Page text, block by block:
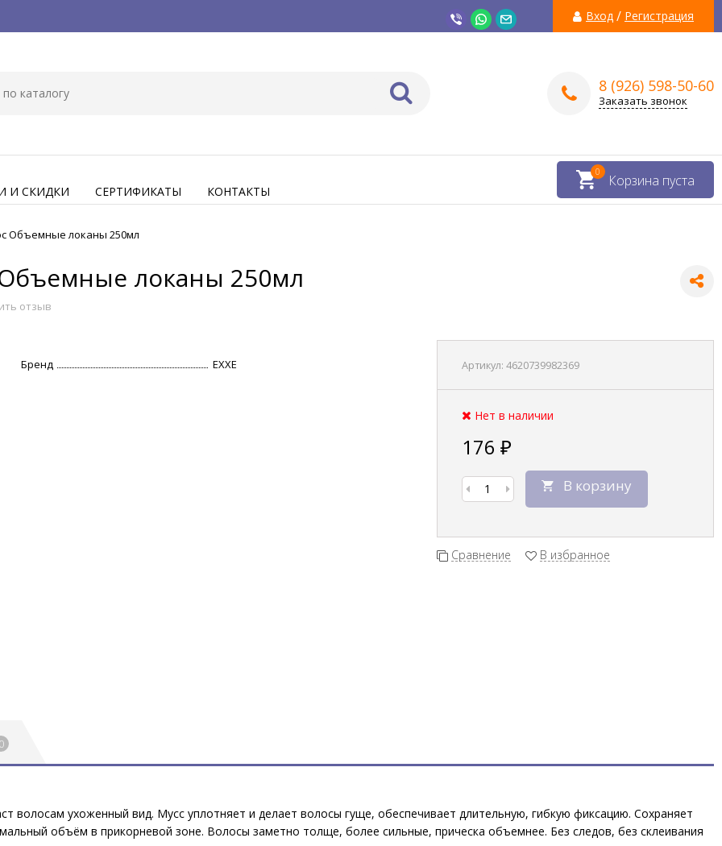
Вход / Регистрация
8 (926) 598-50-60
Заказать звонок
Корзина пуста
0
И СКИДКИ СЕРТИФИКАТЫ КОНТАКТЫ
Объемные локаны 250мл
Объемные локаны 250мл
отзыв
Артикул: 4620739982369
Нет в наличии
176 ₽
В корзину
Сравнение В избранное
Бренд EXXE
волосам ухоженный вид. Мусс уплотняет и делает волосы гуще, обеспечивает длительную, гибкую фиксацию. Сохраняет
объём в прикорневой зоне. Волосы заметно толще, более сильные, прическа объемнее. Без следов, без склеивания